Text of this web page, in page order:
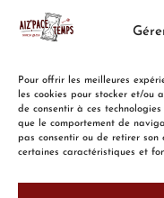
Pour offrir les meilleures
les cookies pour stocker et/ou
de consentir à ces
que le comportement de
pas consentir ou de retirer
certaines caractéristiques et
entre amis ou entre
ACCUEIL TARIFS /
CARTE